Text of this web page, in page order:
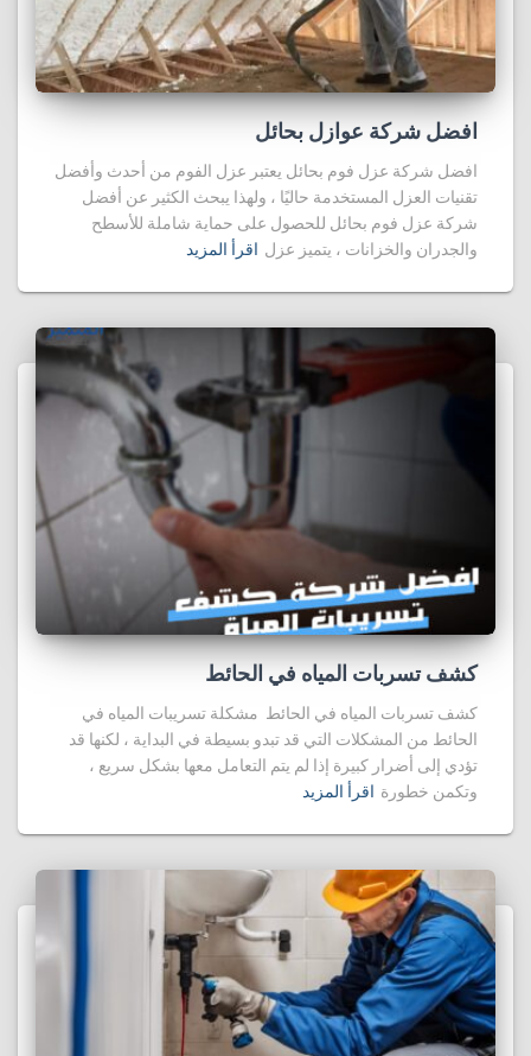
افضل شركة عوازل بحائل
افضل شركة عزل فوم بحائل يعتبر عزل الفوم من أحدث وأفضل
تقنيات العزل المستخدمة حاليًا ، ولهذا يبحث الكثير عن أفضل
شركة عزل فوم بحائل للحصول على حماية شاملة للأسطح
والجدران والخزانات ، يتميز عزل اقرأ المزيد
كشف تسربات المياه في الحائط
كشف تسربات المياه في الحائط مشكلة تسريبات المياه في
الحائط من المشكلات التي قد تبدو بسيطة في البداية ، لكنها قد
تؤدي إلى أضرار كبيرة إذا لم يتم التعامل معها بشكل سريع ،
وتكمن خطورة اقرأ المزيد